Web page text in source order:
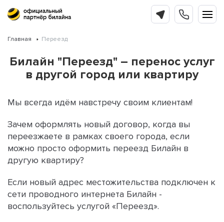
Главная Переезд
Билайн "Переезд" – перенос услуг
в другой город или квартиру
Мы всегда идём навстречу своим клиентам!
Зачем оформлять новый договор, когда вы
переезжаете в рамках своего города, если
можно просто оформить переезд Билайн в
другую квартиру?
Если новый адрес местожительства подключен к
сети проводного интернета Билайн -
воспользуйтесь услугой «Переезд».